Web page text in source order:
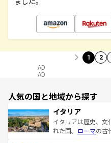
1 2
AD
AD
人気の国と地域から探す
イタリア
イタリアは歴史、文
れた国。 ローマの古